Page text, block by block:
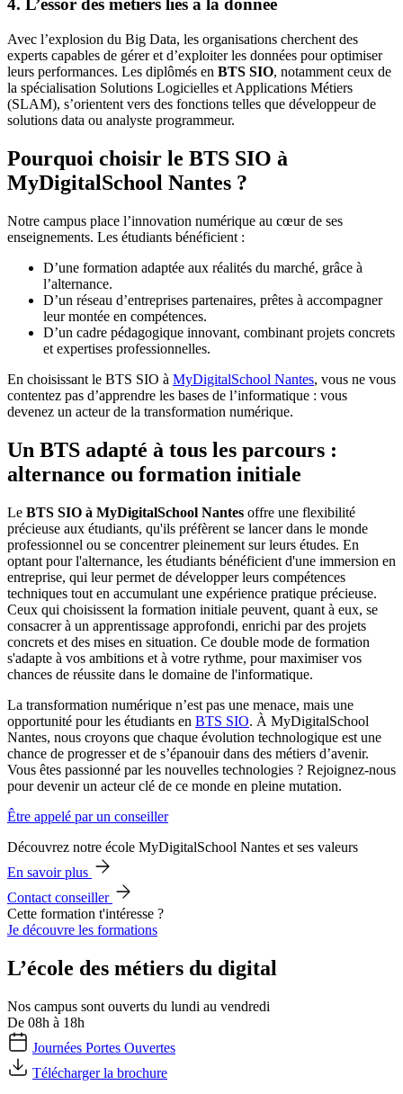
4. L’essor des métiers liés à la donnée
Avec l’explosion du Big Data, les organisations cherchent des
experts capables de gérer et d’exploiter les données pour optimiser
leurs performances. Les diplômés en BTS SIO, notamment ceux de
la spécialisation Solutions Logicielles et Applications Métiers
(SLAM), s’orientent vers des fonctions telles que développeur de
solutions data ou analyste programmeur.
Pourquoi choisir le BTS SIO à
MyDigitalSchool Nantes ?
Notre campus place l’innovation numérique au cœur de ses
enseignements. Les étudiants bénéficient :
D’une formation adaptée aux réalités du marché, grâce à
l’alternance.
D’un réseau d’entreprises partenaires, prêtes à accompagner
leur montée en compétences.
D’un cadre pédagogique innovant, combinant projets concrets
et expertises professionnelles.
En choisissant le BTS SIO à MyDigitalSchool Nantes, vous ne vous
contentez pas d’apprendre les bases de l’informatique : vous
devenez un acteur de la transformation numérique.
Un BTS adapté à tous les parcours :
alternance ou formation initiale
Le BTS SIO à MyDigitalSchool Nantes offre une flexibilité
précieuse aux étudiants, qu'ils préfèrent se lancer dans le monde
professionnel ou se concentrer pleinement sur leurs études. En
optant pour l'alternance, les étudiants bénéficient d'une immersion en
entreprise, qui leur permet de développer leurs compétences
techniques tout en accumulant une expérience pratique précieuse.
Ceux qui choisissent la formation initiale peuvent, quant à eux, se
consacrer à un apprentissage approfondi, enrichi par des projets
concrets et des mises en situation. Ce double mode de formation
s'adapte à vos ambitions et à votre rythme, pour maximiser vos
chances de réussite dans le domaine de l'informatique.
La transformation numérique n’est pas une menace, mais une
opportunité pour les étudiants en BTS SIO. À MyDigitalSchool
Nantes, nous croyons que chaque évolution technologique est une
chance de progresser et de s’épanouir dans des métiers d’avenir.
Vous êtes passionné par les nouvelles technologies ? Rejoignez-nous
pour devenir un acteur clé de ce monde en pleine mutation.
Être appelé par un conseiller
Découvrez notre école MyDigitalSchool Nantes et ses valeurs
En savoir plus
Contact conseiller
Cette formation t'intéresse ?
Je découvre les formations
L’école des métiers du digital
Nos campus sont ouverts du lundi au vendredi
De 08h à 18h
Journées Portes Ouvertes
Télécharger la brochure